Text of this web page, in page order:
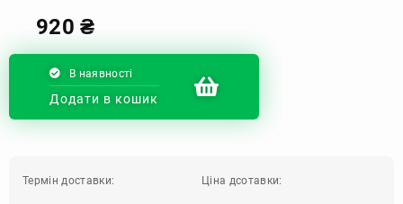
920₴
В наявності
Додати в кошик
Термін доставки: Ціна дсотавки: